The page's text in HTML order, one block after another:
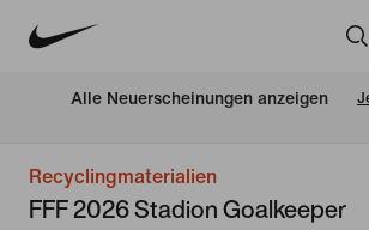
Alle Neuerscheinungen anzeigen
Recyclingmaterialien
FFF 2026 Stadion Goalkeeper